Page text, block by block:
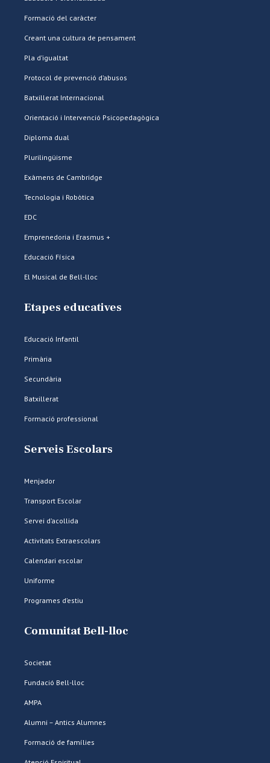
Formació del caràcter
Creant una cultura de pensament
Pla d’igualtat
Protocol de prevenció d’abusos
Batxillerat Internacional
Orientació i Intervenció Psicopedagògica
Diploma dual
Plurilingüisme
Exàmens de Cambridge
Tecnologia i Robòtica
EDC
Emprenedoria i Erasmus +
Educació Física
El Musical de Bell-lloc
Etapes educatives
Educació Infantil
Primària
Secundària
Batxillerat
Formació professional
Serveis Escolars
Menjador
Transport Escolar
Servei d’acollida
Activitats Extraescolars
Calendari escolar
Uniforme
Programes d’estiu
Comunitat Bell-lloc
Societat
Fundació Bell-lloc
AMPA
Alumni – Antics Alumnes
Formació de famílies